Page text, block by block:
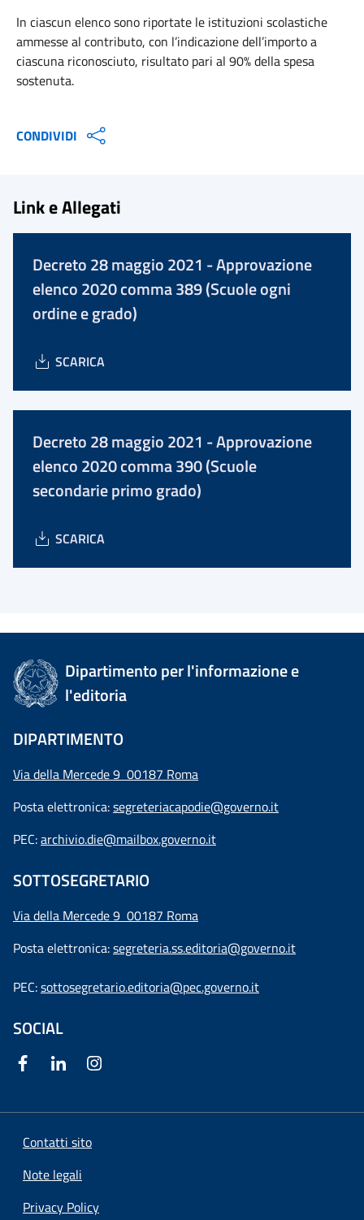
In ciascun elenco sono riportate le istituzioni scolastiche
ammesse al contributo, con l’indicazione dell’importo a
ciascuna riconosciuto, risultato pari al 90% della spesa
sostenuta.
CONDIVIDI
Link e Allegati
Decreto 28 maggio 2021 - Approvazione
elenco 2020 comma 389 (Scuole ogni
ordine e grado)
SCARICA
Decreto 28 maggio 2021 - Approvazione
elenco 2020 comma 390 (Scuole
secondarie primo grado)
SCARICA
Dipartimento per l'informazione e
l'editoria
DIPARTIMENTO
Via della Mercede 9 00187 Roma
Posta elettronica:segreteriacapodie@governo.it
PEC:archivio.die@mailbox.governo.it
SOTTOSEGRETARIO
Via della Mercede 9 00187 Roma
Posta elettronica:segreteria.ss.editoria@governo.it
PEC:sottosegretario.editoria@pec.governo.it
SOCIAL
Contatti sito
Note legali
Privacy Policy